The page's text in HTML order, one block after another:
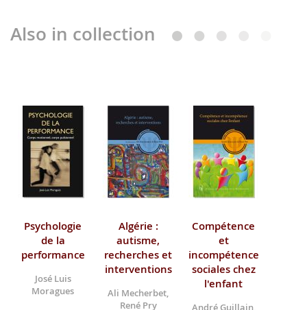
Also in collection
Psychologie
de la
performance
José Luis
Moragues
Algérie :
autisme,
recherches et
interventions
Ali Mecherbet,
René Pry
Compétence
et
incompétence
sociales chez
l'enfant
André Guillain,